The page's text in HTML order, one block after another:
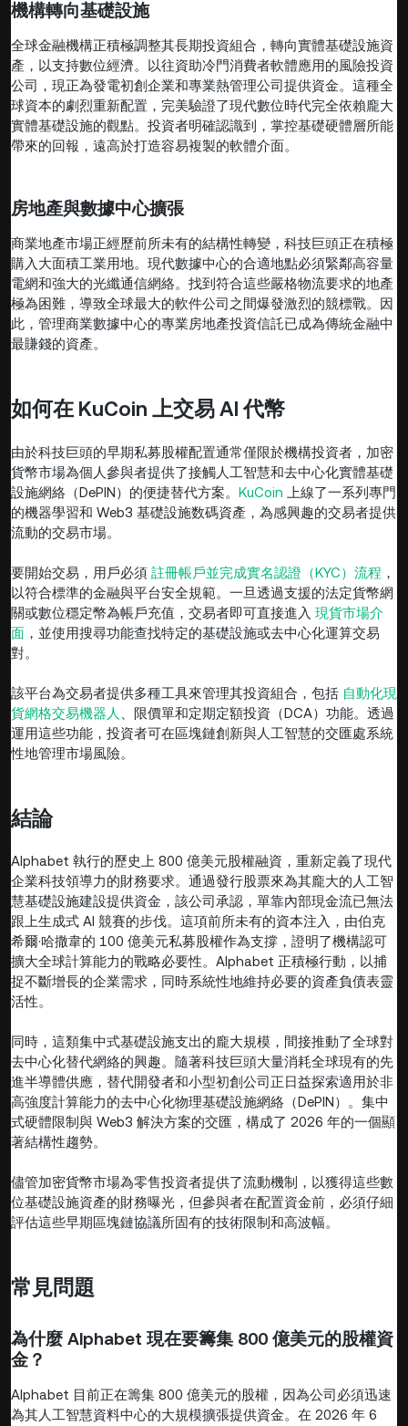
機構轉向基礎設施
全球金融機構正積極調整其長期投資組合，轉向實體基礎設施資
產，以支持數位經濟。以往資助冷門消費者軟體應用的風險投資
公司，現正為發電初創企業和專業熱管理公司提供資金。這種全
球資本的劇烈重新配置，完美驗證了現代數位時代完全依賴龐大
實體基礎設施的觀點。投資者明確認識到，掌控基礎硬體層所能
帶來的回報，遠高於打造容易複製的軟體介面。
房地產與數據中心擴張
商業地產市場正經歷前所未有的結構性轉變，科技巨頭正在積極
購入大面積工業用地。現代數據中心的合適地點必須緊鄰高容量
電網和強大的光纖通信網絡。找到符合這些嚴格物流要求的地產
極為困難，導致全球最大的軟件公司之間爆發激烈的競標戰。因
此，管理商業數據中心的專業房地產投資信託已成為傳統金融中
最賺錢的資產。
如何在 KuCoin 上交易 AI 代幣
由於科技巨頭的早期私募股權配置通常僅限於機構投資者，加密
貨幣市場為個人參與者提供了接觸人工智慧和去中心化實體基礎
設施網絡（DePIN）的便捷替代方案。 KuCoin 上線了一系列專門
的機器學習和 Web3 基礎設施数碼資產，為感興趣的交易者提供
流動的交易市場。
要開始交易，用戶必須 註冊帳戶並完成實名認證（KYC）流程 ，
以符合標準的金融與平台安全規範。一旦透過支援的法定貨幣網
關或數位穩定幣為帳戶充值，交易者即可直接進入 現貨市場介
面 ，並使用搜尋功能查找特定的基礎設施或去中心化運算交易
對。
該平台為交易者提供多種工具來管理其投資組合，包括 自動化現
貨網格交易機器人
、限價單和定期定額投資（DCA）功能。透過
運用這些功能，投資者可在區塊鏈創新與人工智慧的交匯處系統
性地管理市場風險。
結論
Alphabet 執行的歷史上 800 億美元股權融資，重新定義了現代
企業科技領導力的財務要求。通過發行股票來為其龐大的人工智
慧基礎設施建設提供資金，該公司承認，單靠內部現金流已無法
跟上生成式 AI 競賽的步伐。這項前所未有的資本注入，由伯克
希爾·哈撒韋的 100 億美元私募股權作為支撐，證明了機構認可
擴大全球計算能力的戰略必要性。Alphabet 正積極行動，以捕
捉不斷增長的企業需求，同時系統性地維持必要的資產負債表靈
活性。
同時，這類集中式基礎設施支出的龐大規模，間接推動了全球對
去中心化替代網絡的興趣。隨著科技巨頭大量消耗全球現有的先
進半導體供應，替代開發者和小型初創公司正日益探索適用於非
高強度計算能力的去中心化物理基礎設施網絡（DePIN）。集中
式硬體限制與 Web3 解決方案的交匯，構成了 2026 年的一個顯
著結構性趨勢。
儘管加密貨幣市場為零售投資者提供了流動機制，以獲得這些數
位基礎設施資產的財務曝光，但參與者在配置資金前，必須仔細
評估這些早期區塊鏈協議所固有的技術限制和高波幅。
常見問題
為什麼 Alphabet 現在要籌集 800 億美元的股權資
金？
Alphabet 目前正在籌集 800 億美元的股權，因為公司必須迅速
為其人工智慧資料中心的大規模擴張提供資金。在 2026 年 6